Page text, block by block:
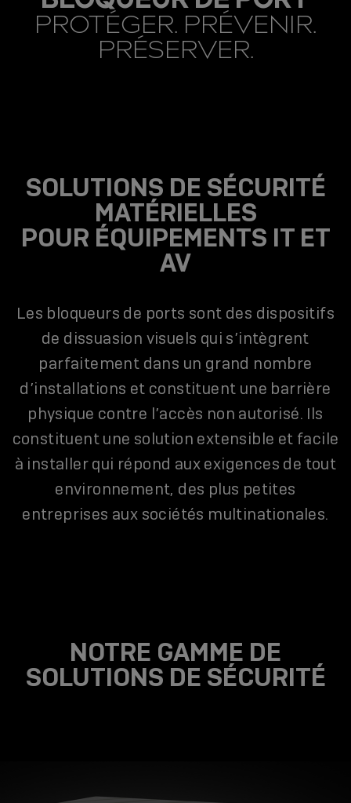
PROTÉGER. PRÉVENIR.
PRÉSERVER.
SOLUTIONS DE SÉCURITÉ
MATÉRIELLES
POUR ÉQUIPEMENTS IT ET
AV
Les bloqueurs de ports sont des dispositifs
de dissuasion visuels qui s’intègrent
parfaitement dans un grand nombre
d’installations et constituent une barrière
physique contre l’accès non autorisé. Ils
constituent une solution extensible et facile
à installer qui répond aux exigences de tout
environnement, des plus petites
entreprises aux sociétés multinationales.
NOTRE GAMME DE
SOLUTIONS DE SÉCURITÉ